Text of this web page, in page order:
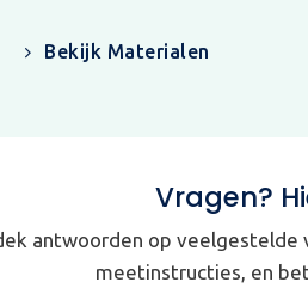
Bekijk Materialen
Vragen?
antwoorden op veelgestelde
meetinstructies, en